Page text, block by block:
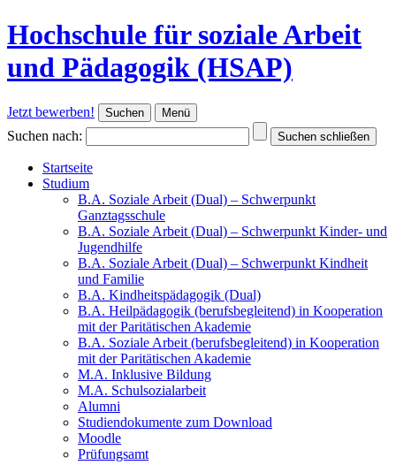
Hochschule für soziale Arbeit
und Pädagogik (HSAP)
Jetzt bewerben! Suchen Menü
Suchen nach: Suchen schließen
Startseite
Studium
B.A. Soziale Arbeit (Dual) – Schwerpunkt
Ganztagsschule
B.A. Soziale Arbeit (Dual) – Schwerpunkt Kinder- und
Jugendhilfe
B.A. Soziale Arbeit (Dual) – Schwerpunkt Kindheit
und Familie
B.A. Kindheitspädagogik (Dual)
B.A. Heilpädagogik (berufsbegleitend) in Kooperation
mit der Paritätischen Akademie
B.A. Soziale Arbeit (berufsbegleitend) in Kooperation
mit der Paritätischen Akademie
M.A. Inklusive Bildung
M.A. Schulsozialarbeit
Alumni
Studiendokumente zum Download
Moodle
Prüfungsamt